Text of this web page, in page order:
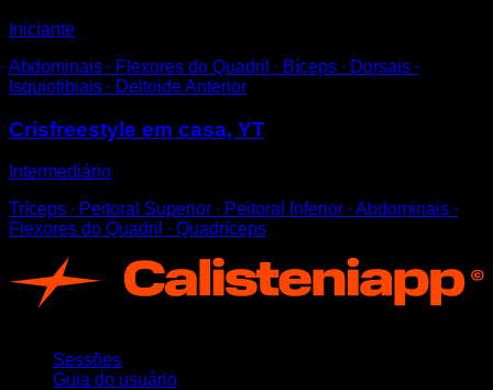
Iniciante
Abdominais ∙ Flexores do Quadril ∙ Bíceps ∙ Dorsais ∙
Isquiotibiais ∙ Deltoide Anterior
Crisfreestyle em casa, YT
Intermediário
Tríceps ∙ Peitoral Superior ∙ Peitoral Inferior ∙ Abdominais ∙
Flexores do Quadril ∙ Quadríceps
Sessões
Guia do usuário